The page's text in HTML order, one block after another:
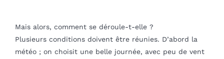
Mais alors, comment se déroule-t-elle ?
Plusieurs conditions doivent être réunies. D’abord la
météo ; on choisit une belle journée, avec peu de vent